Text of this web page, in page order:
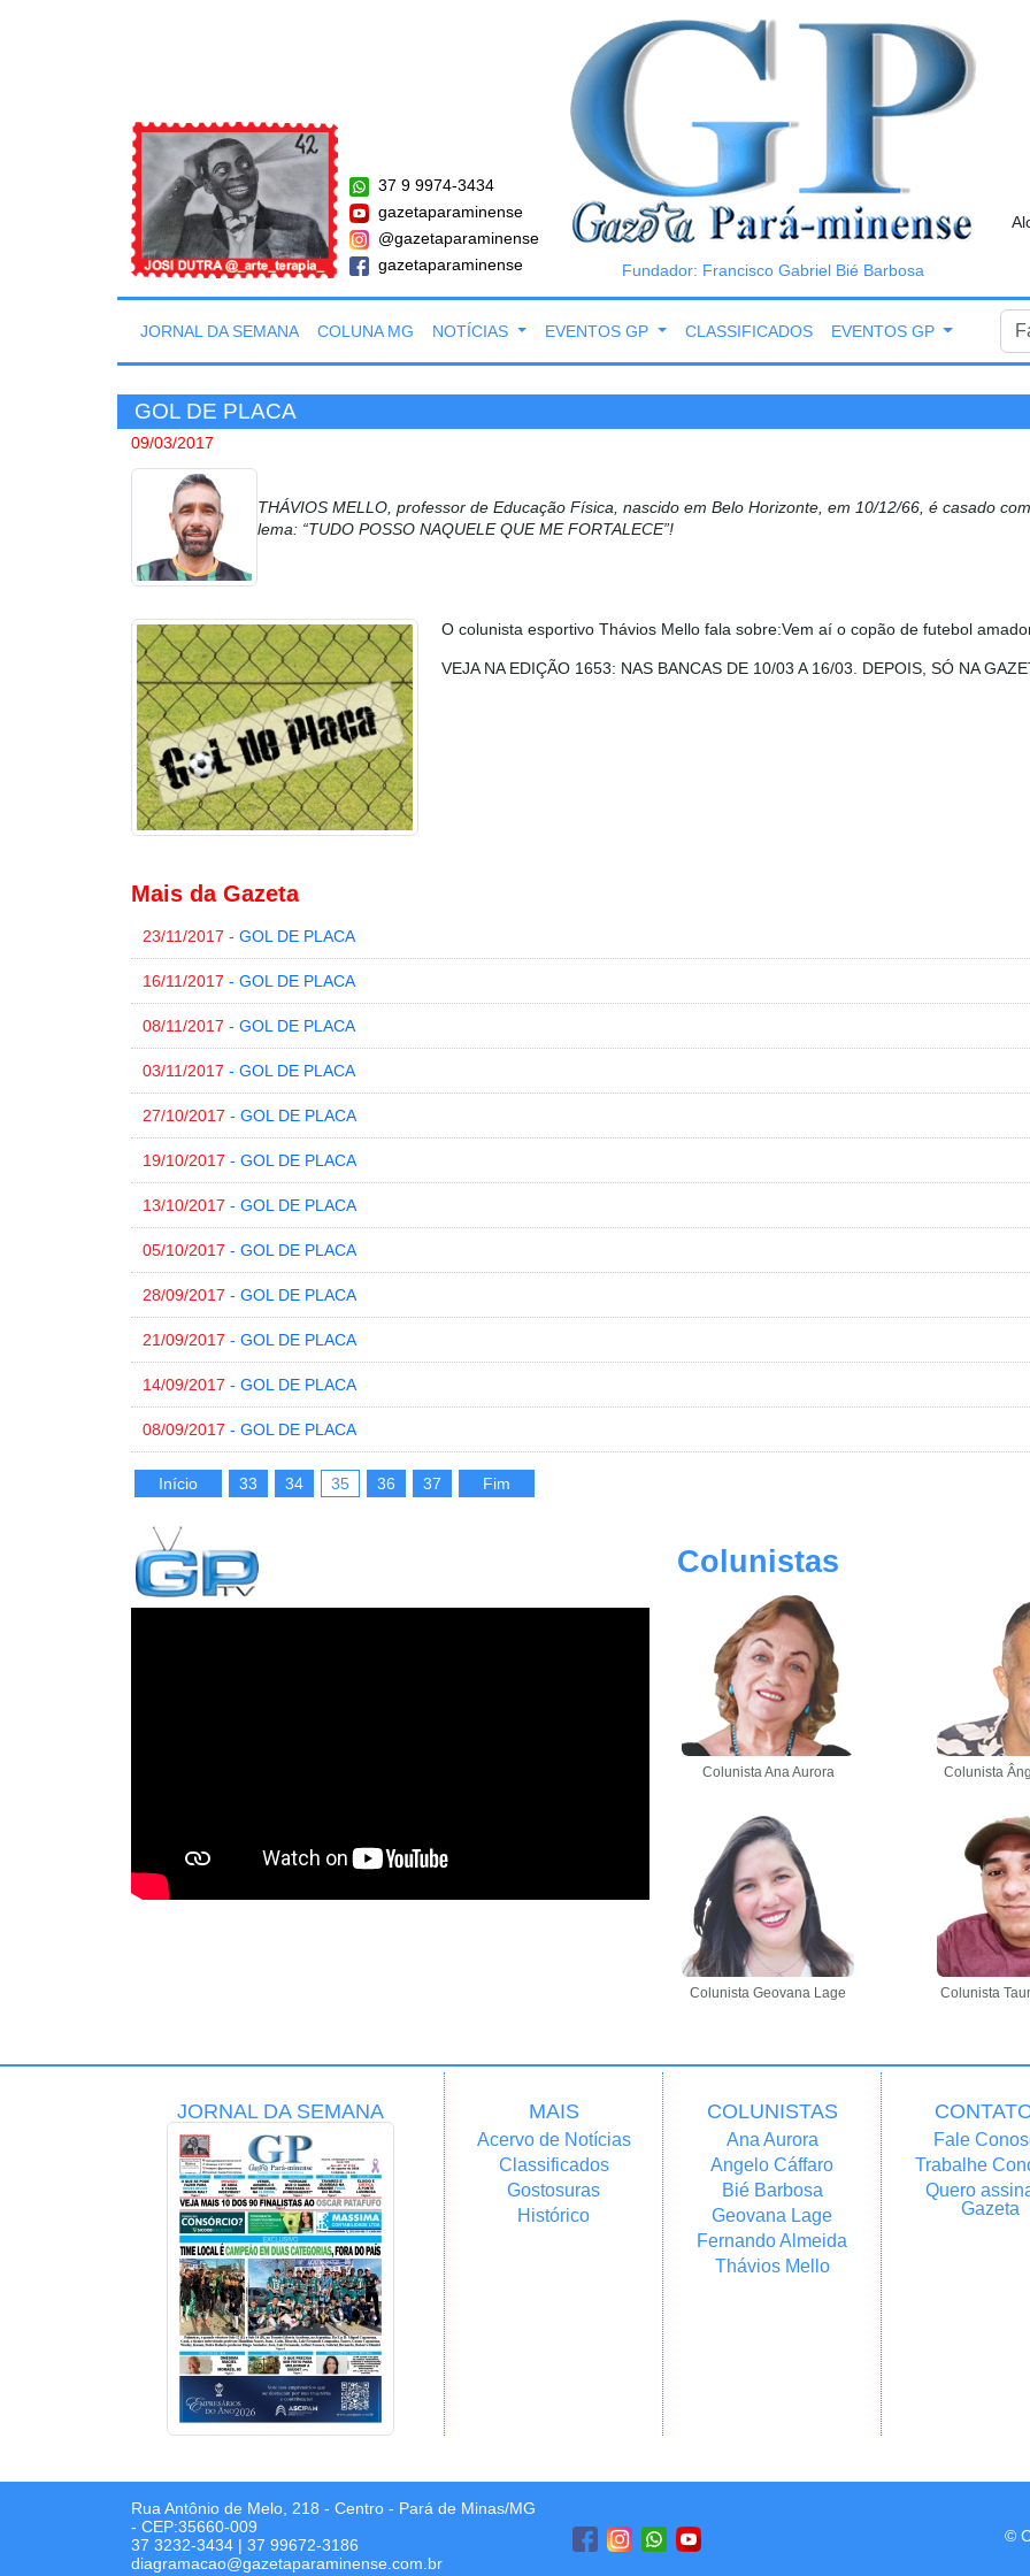
37 9 9974-3434
gazetaparaminense
@gazetaparaminense
gazetaparaminense
Fundador: Francisco Gabriel Bié Barbosa
JORNAL DA SEMANA COLUNA MG NOTÍCIAS EVENTOS GP CLASSIFICADOS EVENTOS GP
GOL DE PLACA
09/03/2017
THÁVIOS MELLO, professor de Educação Física, nascido em Belo Horizonte, em 10/12/66, é casado
lema: “TUDO POSSO NAQUELE QUE ME FORTALECE”!
O colunista esportivo Thávios Mello fala sobre:Vem aí o copão de futebol
VEJA NA EDIÇÃO 1653: NAS BANCAS DE 10/03 A 16/03. DEPOIS, SÓ NA
Mais da Gazeta
23/11/2017 - GOL DE PLACA
16/11/2017 - GOL DE PLACA
08/11/2017 - GOL DE PLACA
03/11/2017 - GOL DE PLACA
27/10/2017 - GOL DE PLACA
19/10/2017 - GOL DE PLACA
13/10/2017 - GOL DE PLACA
05/10/2017 - GOL DE PLACA
28/09/2017 - GOL DE PLACA
21/09/2017 - GOL DE PLACA
14/09/2017 - GOL DE PLACA
08/09/2017 - GOL DE PLACA
Início 33 34 35 36 37 Fim
Colunistas
Colunista Ana Aurora Colunista
Colunista Geovana Lage Colunista
JORNAL DA SEMANA MAIS
Acervo de Notícias
Classificados
Gostosuras
Histórico
COLUNISTAS
Ana Aurora
Angelo Cáffaro
Bié Barbosa
Geovana Lage
Fernando Almeida
Thávios Mello
Fale
Trabalhe
Quero
Gazeta
Rua Antônio de Melo, 218 - Centro - Pará de Minas/MG
- CEP:35660-009
37 3232-3434 | 37 99672-3186
diagramacao@gazetaparaminense.com.br
©